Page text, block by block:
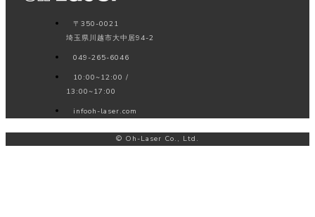
〒350-0021
埼玉県川越市大中居94-2
049-265-6046
10:00~12:00 /
13:00~17:00
infooh-laser.com
© Oh-Laser Co., Ltd.